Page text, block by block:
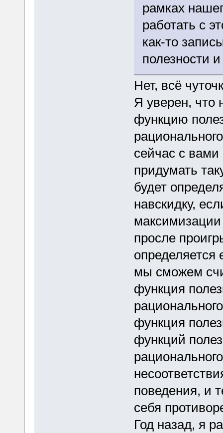
рамках
работать с
как-то
полезности
Нет, всё
Я уверен, что
функцию
сейчас с
придумать
будет
навскидку,
просле
определяется
мы сможем
функция
функция
функций
поведения, и
себя
Год назад, я